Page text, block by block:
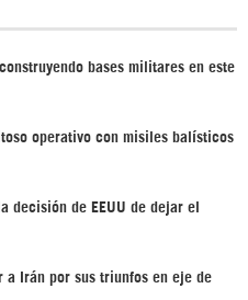
bases militares en este
operativo con misiles balísticos
decisión de EEUU de dejar el
a Irán por sus triunfos en eje de